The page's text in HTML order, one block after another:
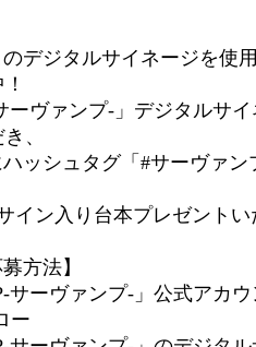
デジタルサイネージを使
ーヴァンプ-」デジタルサ
、
ッシュタグ「#サーヴァン
イン入り台本プレゼントい
方法】
ーヴァンプ-」公式アカウ
ー